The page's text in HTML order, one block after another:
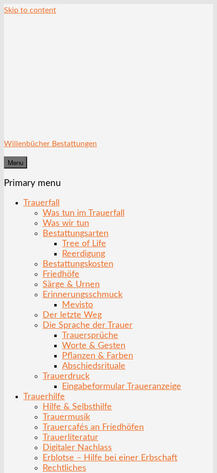
Skip to content
Willenbücher Bestattungen
Menu
Primary menu
Trauerfall
Was tun im Trauerfall
Was wir tun
Bestattungsarten
Tree of Life
Reerdigung
Bestattungskosten
Friedhöfe
Särge & Urnen
Erinnerungsschmuck
Mevisto
Der letzte Weg
Die Sprache der Trauer
Trauersprüche
Worte & Gesten
Pflanzen & Farben
Abschiedsrituale
Trauerdruck
Eingabeformular Traueranzeige
Trauerhilfe
Hilfe & Selbsthilfe
Trauermusik
Trauercafés an Friedhöfen
Trauerliteratur
Digitaler Nachlass
Erblotse – Hilfe bei einer Erbschaft
Rechtliches